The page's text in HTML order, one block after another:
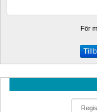
För